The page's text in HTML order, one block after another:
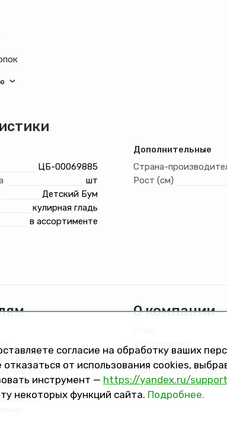
ЦБ-00069885
шт
Детский Бум
кулирная гладь
в ассортименте
Дополнительные
Страна-
Рост (см)
О компании
Фотогалерея
Вакансии
Договор публичной
Версия сайта для
согласие на обработку ваших
от использования cookies,
инструмент — https://yandex.ru/
некоторых функций сайта. Подробнее.